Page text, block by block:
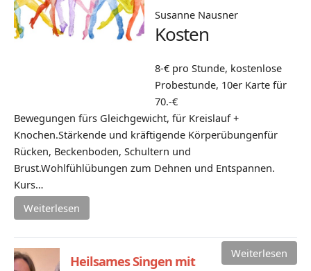
Susanne Nausner
Kosten
8-€ pro Stunde, kostenlose
Probestunde, 10er Karte für
70.-€
Bewegungen fürs Gleichgewicht, für Kreislauf +
Knochen.Stärkende und kräftigende Körperübungenfür
Rücken, Beckenboden, Schultern und
Brust.Wohlfühlübungen zum Dehnen und Entspannen.
Kurs…
Weiterlesen
Heilsames Singen mit
Weiterlesen